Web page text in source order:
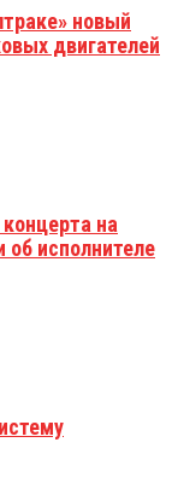
новый
двигателей
на
об исполнителе